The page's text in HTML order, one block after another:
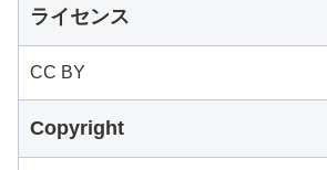
ライセンス
CC BY
Copyright